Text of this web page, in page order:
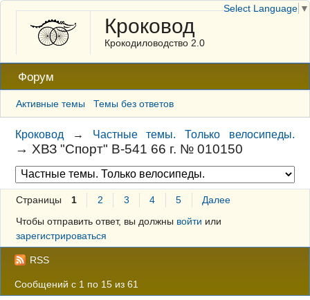
Кроковод
Крокодиловодство 2.0
Форум
Активные темы Темы без ответов
Кроковод → Частные темы. Только велосипеды.
→ ХВЗ "Спорт" В-541 66 г. № 010150
Страницы 1 2 3 4 5
Далее
Чтобы отправить ответ, вы должны войти или
зарегистрироваться
RSS
Сообщений с 1 по 15 из 61
Select Language ▼